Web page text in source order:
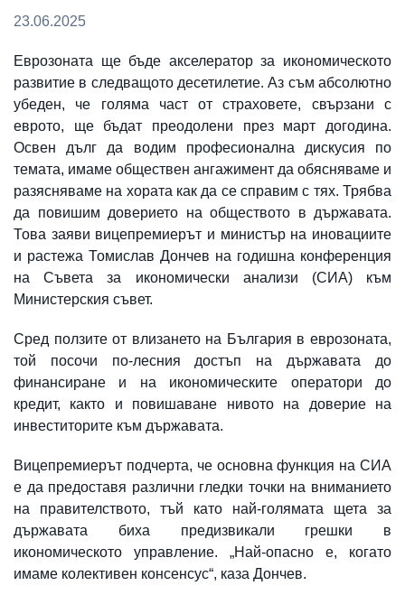
23.06.2025
Еврозоната ще бъде акселератор за икономическото
развитие в следващото десетилетие. Аз съм абсолютно
убеден, че голяма част от страховете, свързани с
еврото, ще бъдат преодолени през март догодина.
Освен дълг да водим професионална дискусия по
темата, имаме обществен ангажимент да обясняваме и
разясняваме на хората как да се справим с тях. Трябва
да повишим доверието на обществото в държавата.
Това заяви вицепремиерът и министър на иновациите
и растежа Томислав Дончев на годишна конференция
на Съвета за икономически анализи (СИА) към
Министерския съвет.
Сред ползите от влизането на България в еврозоната,
той посочи по-лесния достъп на държавата до
финансиране и на икономическите оператори до
кредит, както и повишаване нивото на доверие на
инвеститорите към държавата.
Вицепремиерът подчерта, че основна функция на СИА
е да предоставя различни гледки точки на вниманието
на правителството, тъй като най-голямата щета за
държавата биха предизвикали грешки в
икономическото управление. „Най-опасно е, когато
имаме колективен консенсус“, каза Дончев.